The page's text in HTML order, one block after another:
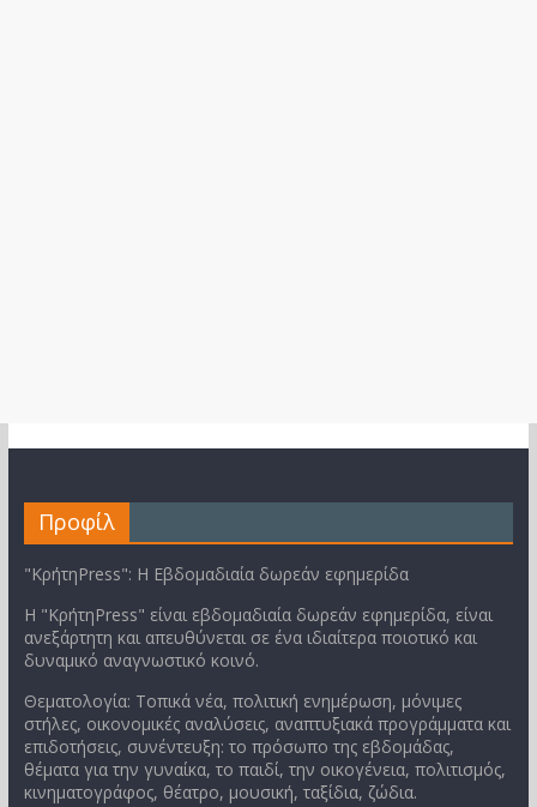
Προφίλ
"ΚρήτηPress": Η Εβδομαδιαία δωρεάν εφημερίδα
Η "ΚρήτηPress" είναι εβδομαδιαία δωρεάν εφημερίδα, είναι
ανεξάρτητη και απευθύνεται σε ένα ιδιαίτερα ποιοτικό και
δυναμικό αναγνωστικό κοινό.
Θεματολογία: Τοπικά νέα, πολιτική ενημέρωση, μόνιμες
στήλες, οικονομικές αναλύσεις, αναπτυξιακά προγράμματα και
επιδοτήσεις, συνέντευξη: το πρόσωπο της εβδομάδας,
θέματα για την γυναίκα, το παιδί, την οικογένεια, πολιτισμός,
κινηματογράφος, θέατρο, μουσική, ταξίδια, ζώδια.